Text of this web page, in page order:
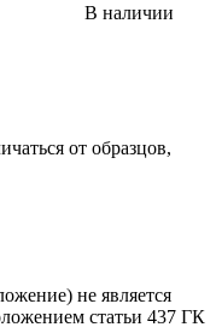
В наличии
от образцов,
не является
статьи 437 ГК